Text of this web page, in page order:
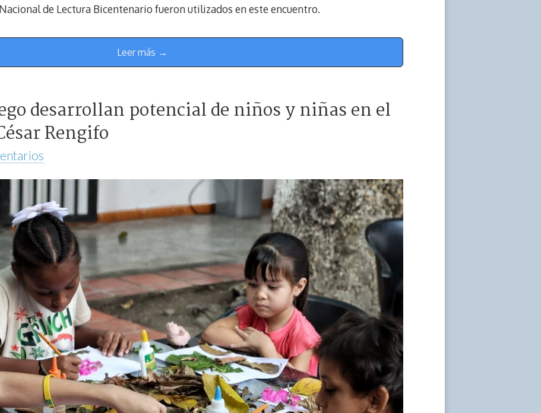
de Lectura Bicentenario fueron utilizados en este encuentro.
Leer más →
desarrollan potencial de niños y niñas en el
Rengifo